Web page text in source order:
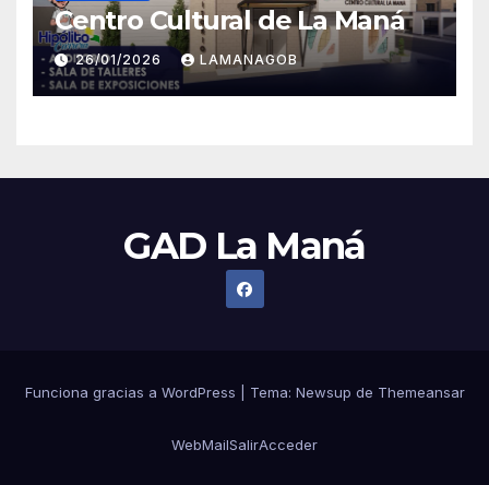
Centro Cultural de La Maná
26/01/2026 LAMANAGOB
GAD La Maná
Funciona gracias a WordPress Tema: Newsup de Themeansar
WebMailSalirAcceder